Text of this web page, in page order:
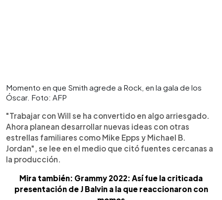
Momento en que Smith agrede a Rock, en la gala de los
Óscar. Foto: AFP
"Trabajar con Will se ha convertido en algo arriesgado.
Ahora planean desarrollar nuevas ideas con otras
estrellas familiares como Mike Epps y Michael B.
Jordan", se lee en el medio que citó fuentes cercanas a
la producción.
Mira también: Grammy 2022: Así fue la criticada
presentación de J Balvin a la que reaccionaron con